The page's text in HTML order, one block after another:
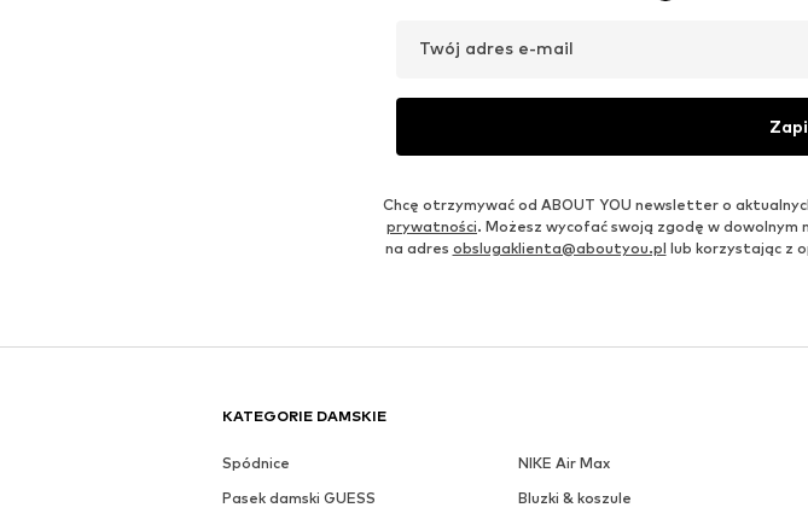
Twój adres e-mail
Chcę otrzymywać od ABOUT YOU newsletter o
prywatności. Możesz wycofać swoją zgodę w dowolnym
na adres obslugaklienta@aboutyou.pl lub korzystając z
KATEGORIE DAMSKIE
Spódnice NIKE Air Max
Pasek damski GUESS
Bluzki & koszule